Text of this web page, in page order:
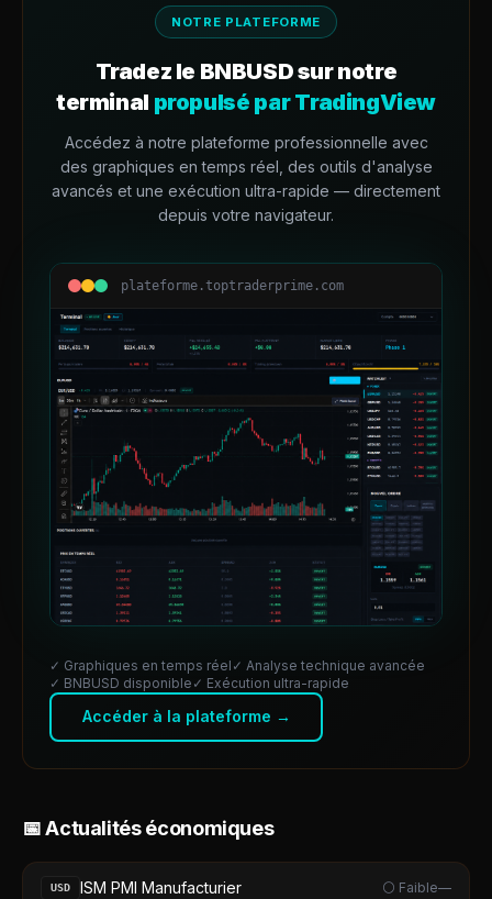
NOTRE PLATEFORME
Tradez le BNBUSDsur notre
terminal propulsé par TradingView
Accédez à notre plateforme professionnelle avec
des graphiques en temps réel, des outils d'analyse
avancés et une exécution ultra-rapide — directement
depuis votre navigateur.
plateforme.toptraderprime.com
✓ Graphiques en temps réel ✓ Analyse technique avancée
✓ BNBUSD disponible ✓ Exécution ultra-rapide
Accéder à la plateforme →
📅 Actualités économiques
USD ISM PMI Manufacturier ⚪ Faible—